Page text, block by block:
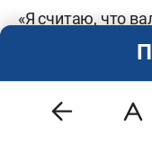
«Я считаю, что
плане) падение
торжественном
Путин там же